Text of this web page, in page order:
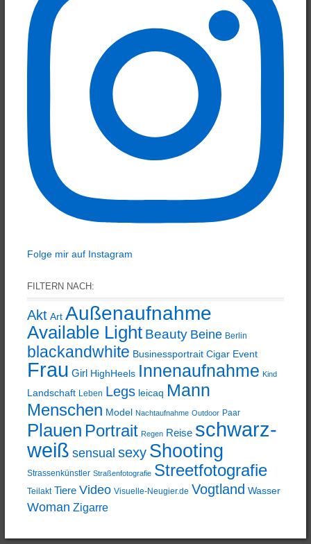
Folge mir auf Instagram
FILTERN NACH:
Akt Art Außenaufnahme
Available Light Beauty Beine Berlin
blackandwhite Businessportrait Cigar Event
Frau Girl HighHeels Innenaufnahme Kind
Landschaft Leben Legs leicaq Mann
Menschen Model Nachtaufnahme Outdoor Paar
Plauen Portrait Regen Reise schwarz-
weiß sensual sexy Shooting
Strassenkünstler Straßenfotografie Streetfotografie
Teilakt Tiere Video Visuelle-Neugier.de Vogtland Wasser
Woman Zigarre